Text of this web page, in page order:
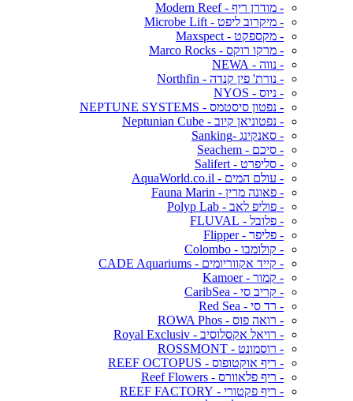
- מודרן ריף - Modern Reef
- מיקרוב ליפט - Microbe Lift
- מקספקט - Maxspect
- מרקו רוקס - Marco Rocks
- נווה - NEWA
- נורת' פין קנדה - Northfin
- ניוס - NYOS
- נפטון סיסטמס - NEPTUNE SYSTEMS
- נפטוניאן קיוב - Neptunian Cube
- סאנקינג -Sanking
- סיכם - Seachem
- סליפרט - Salifert
- עולם המים - AquaWorld.co.il
- פאונה מרין - Fauna Marin
- פוליפ לאב - Polyp Lab
- פלובל - FLUVAL
- פליפר - Flipper
- קולומבו - Colombo
- קייד אקווריומים - CADE Aquariums
- קמור - Kamoer
- קריב סי - CaribSea
- רד סי - Red Sea
- רואה פוס - ROWA Phos
- רויאל אקסלוסיב - Royal Exclusiv
- רוסמונט - ROSSMONT
- ריף אוקטופוס - REEF OCTOPUS
- ריף פלאוורס - Reef Flowers
- ריף פקטורי - REEF FACTORY